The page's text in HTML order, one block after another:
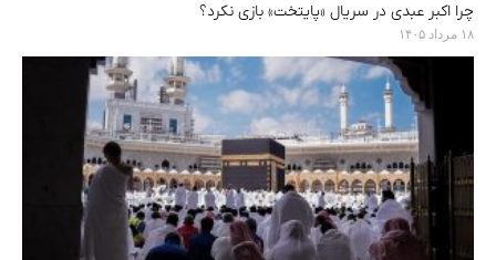
چرا اکبر عبدی در سریال «پایتخت» بازی نکرد؟
۱۸ مرداد ۱۴۰۵